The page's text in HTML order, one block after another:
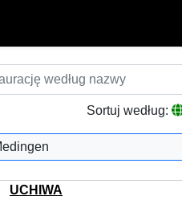
Sortuj według:
UCHIWA